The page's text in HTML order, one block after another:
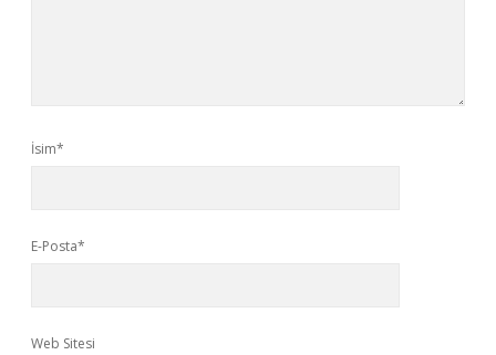
İsim*
E-Posta*
Web Sitesi